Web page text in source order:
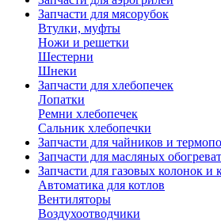
Запчасти для мясорубок
Втулки, муфты
Ножи и решетки
Шестерни
Шнеки
Запчасти для хлебопечек
Лопатки
Ремни хлебопечек
Сальник хлебопечки
Запчасти для чайников и
Запчасти для масляных
Запчасти для газовых колонок и
Автоматика для котлов
Вентиляторы
Воздухоотводчики